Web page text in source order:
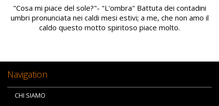
"Cosa mi piace del sole?"- "L'ombra" Battuta dei contadini
umbri pronunciata nei caldi mesi estivi; a me, che non amo il
caldo questo motto spiritoso piace molto.
Navigation
CHI SIAMO